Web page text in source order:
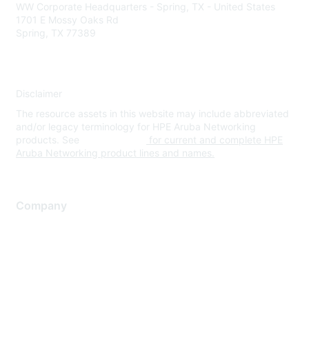
WW Corporate Headquarters - Spring, TX - United States
1701 E Mossy Oaks Rd
Spring, TX 77389
Disclaimer
The resource assets in this website may include abbreviated
and/or legacy terminology for HPE Aruba Networking
products. See
for current and complete HPE
Aruba Networking product lines and names.
Company